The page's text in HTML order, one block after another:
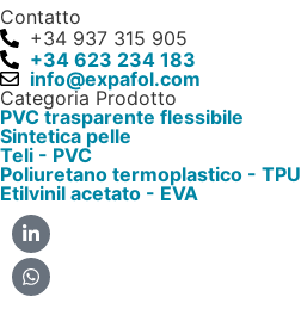
Contatto
+34 937 315 905
+34 623 234 183
info@expafol.com
Categoria Prodotto
PVC trasparente flessibile
Sintetica pelle
Teli - PVC
Poliuretano termoplastico - TPU
Etilvinil acetato - EVA